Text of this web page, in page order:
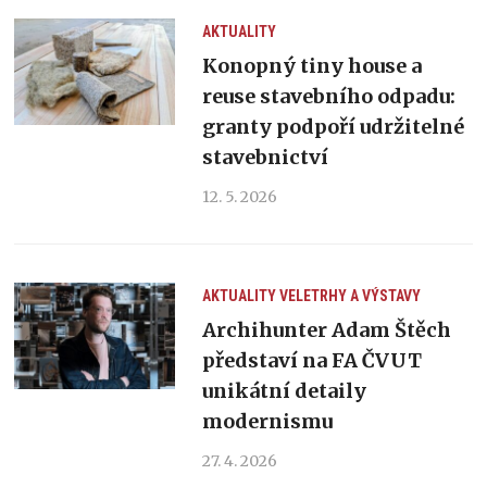
AKTUALITY
Konopný tiny house a
reuse stavebního odpadu:
granty podpoří udržitelné
stavebnictví
12. 5. 2026
AKTUALITYVELETRHY A VÝSTAVY
Archihunter Adam Štěch
představí na FA ČVUT
unikátní detaily
modernismu
27. 4. 2026